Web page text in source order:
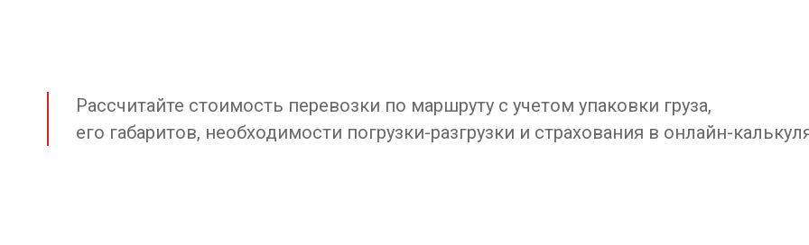
Рассчитайте стоимость перевозки по маршруту с учетом упаковки груза,
его габаритов, необходимости погрузки-разгрузки и страхования в онлайн-